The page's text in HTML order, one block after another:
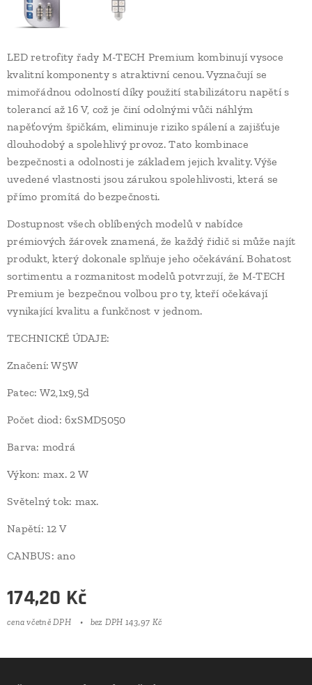
LED retrofity řady M-TECH Premium kombinují vysoce
kvalitní komponenty s atraktivní cenou. Vyznačují se
mimořádnou odolností díky použití stabilizátoru napětí s
tolerancí až 16 V, což je činí odolnými vůči náhlým
napěťovým špičkám, eliminuje riziko spálení a zajišťuje
dlouhodobý a spolehlivý provoz. Tato kombinace
bezpečnosti a odolnosti je základem jejich kvality. Výše ​​
uvedené vlastnosti jsou zárukou spolehlivosti, která se
přímo promítá do bezpečnosti.
Dostupnost všech oblíbených modelů v nabídce
prémiových žárovek znamená, že každý řidič si může najít
produkt, který dokonale splňuje jeho očekávání. Bohatost
sortimentu a rozmanitost modelů potvrzují, že M-TECH
Premium je bezpečnou volbou pro ty, kteří očekávají
vynikající kvalitu a funkčnost v jednom.
TECHNICKÉ ÚDAJE:
Značení: W5W
Patec: W2,1x9,5d
Počet diod: 6xSMD5050
Barva: modrá
Výkon: max. 2 W
Světelný tok: max.
Napětí: 12 V
CANBUS: ano
174,20 Kč
cena včetně DPH bez DPH 143,97 Kč